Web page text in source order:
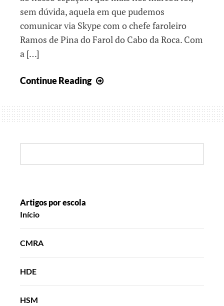
sem dúvida, aquela em que pudemos
comunicar via Skype com o chefe faroleiro
Ramos de Pina do Farol do Cabo da Roca. Com
a […]
Continue Reading
terra
Artigos por escola
Início
CMRA
HDE
HSM